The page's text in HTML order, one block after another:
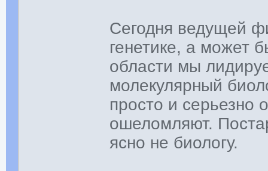
Сегодня ведущей
генетике, а может
области мы
молекулярный
просто и серьезно
ошеломляют.
ясно не биологу.